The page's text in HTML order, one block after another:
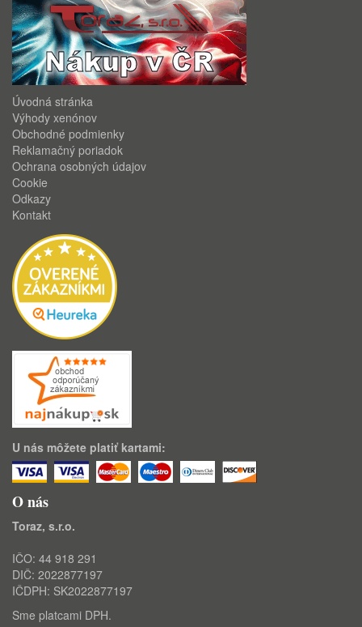
Úvodná stránka
Výhody xenónov
Obchodné podmienky
Reklamačný poriadok
Ochrana osobných údajov
Cookie
Odkazy
Kontakt
U nás môžete platiť kartami:
O nás
Toraz, s.r.o.
IČO: 44 918 291
DIČ: 2022877197
IČDPH: SK2022877197
Sme platcami DPH.